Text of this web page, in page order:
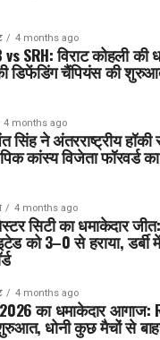
4 months ago
vs SRH: विराट कोहली की
डिफेंडिंग चैंपियंस की
4 months ago
सिंह ने अंतरराष्ट्रीय
कांस्य विजेता फॉरवर्ड
4 months ago
सिटी का धमाकेदार
को 3–0 से हराया, डर्बी
4 months ago
का धमाकेदार आगाज:
धोनी कुछ मैचों से